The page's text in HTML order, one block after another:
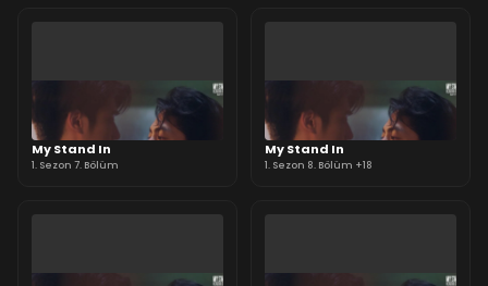
My Stand In
1. Sezon 7. Bölüm
My Stand In
1. Sezon 8. Bölüm +18